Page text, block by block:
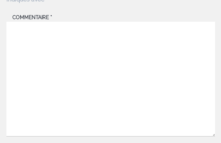
COMMENTAIRE *